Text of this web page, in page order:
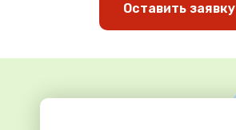
Оставить заявку